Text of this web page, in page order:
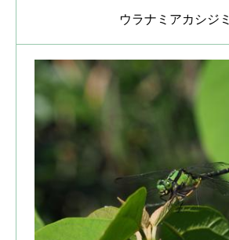
ウラナミアカシジミ